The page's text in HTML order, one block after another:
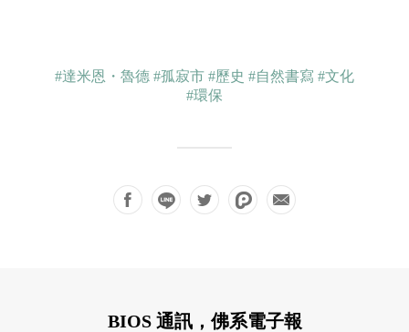
#達米恩・魯德 #孤寂市 #歷史 #自然書寫 #文化
#環保
BIOS 通訊，佛系電子報